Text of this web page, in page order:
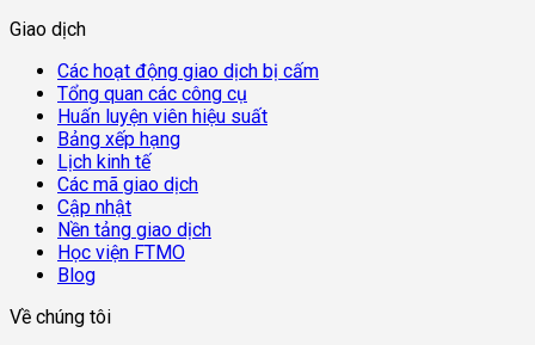
Giao dịch
Các hoạt động giao dịch bị cấm
Tổng quan các công cụ
Huấn luyện viên hiệu suất
Bảng xếp hạng
Lịch kinh tế
Các mã giao dịch
Cập nhật
Nền tảng giao dịch
Học viện FTMO
Blog
Về chúng tôi